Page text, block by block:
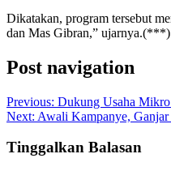
Dikatakan, program tersebut
dan Mas Gibran,” ujarnya.(***)
Post navigation
Previous: Dukung Usaha
Next: Awali Kampanye,
Tinggalkan Balasan